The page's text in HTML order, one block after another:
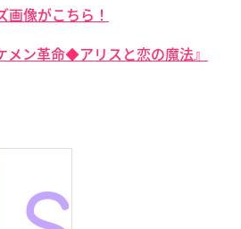
画像がこちら！
メン革命◆アリスと恋の魔法』